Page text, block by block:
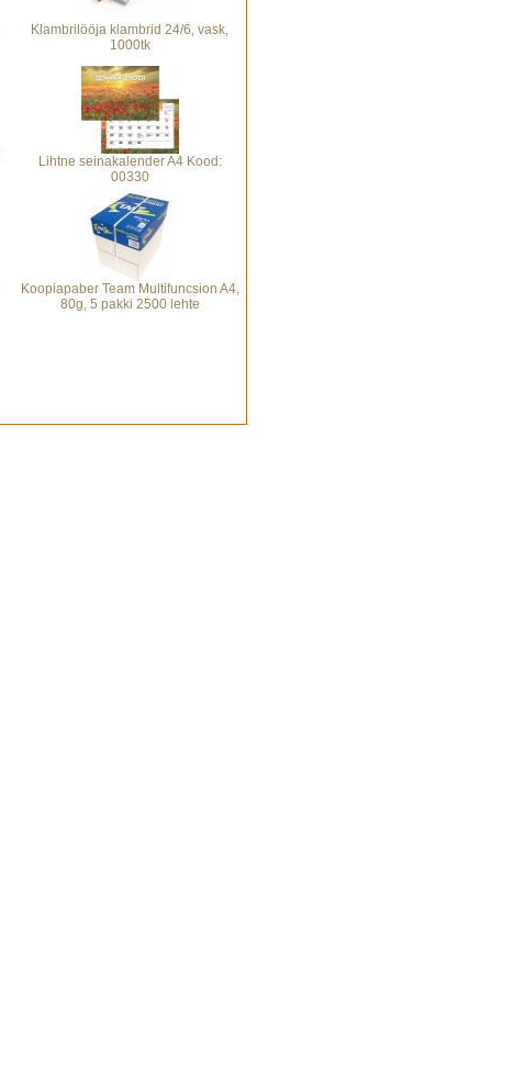
Klambrilööja klambrid 24/6, vask,
1000tk
Lihtne seinakalender A4 Kood:
00330
Koopiapaber Team Multifuncsion A4,
80g, 5 pakki 2500 lehte